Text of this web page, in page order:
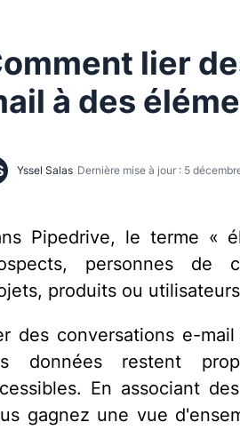
lier
à des
Yssel Salas Dernière mise à jour : 5
Pipedrive, le terme «
personnes de
produits ou
des conversations e-
données restent
En associant
gagnez une vue